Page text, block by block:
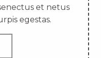
et netus
egestas.